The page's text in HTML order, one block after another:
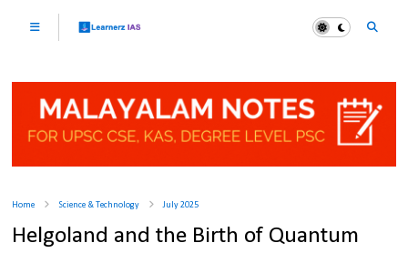
Home Science & Technology July 2025
Helgoland and the Birth of Quantum